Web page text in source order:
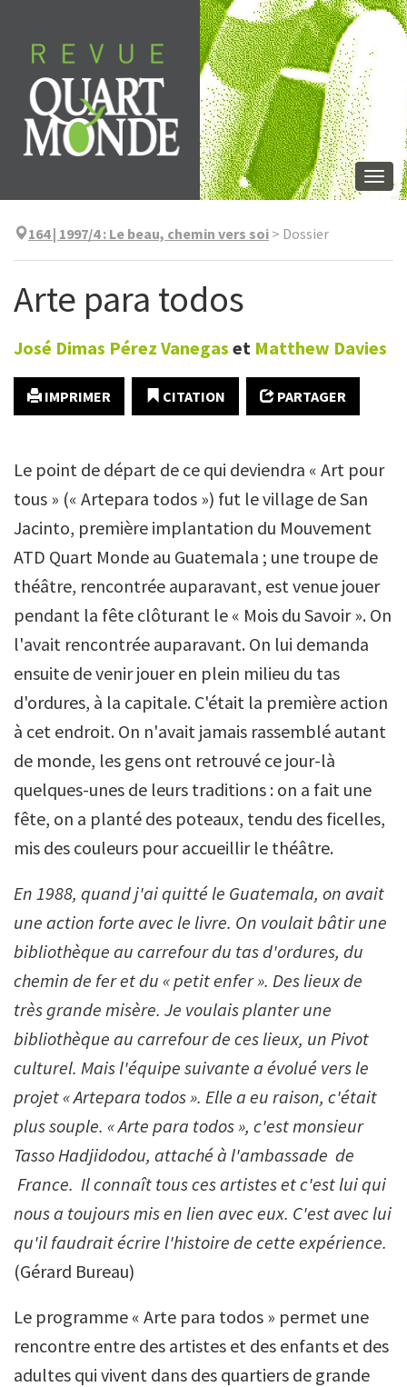
contenu
164 | 1997/4: Le beau, chemin vers soi > Dossier
Arte para todos
José Dimas Pérez Vanegas et Matthew Davies
IMPRIMER CITATION PARTAGER
Le point de départ de ce qui deviendra « Art pour
tous » (« Artepara todos ») fut le village de San
Jacinto, première implantation du Mouvement
ATD Quart Monde au Guatemala ; une troupe de
théâtre, rencontrée auparavant, est venue jouer
pendant la fête clôturant le « Mois du Savoir ». On
l'avait rencontrée auparavant. On lui demanda
ensuite de venir jouer en plein milieu du tas
d'ordures, à la capitale. C'était la première action
à cet endroit. On n'avait jamais rassemblé autant
de monde, les gens ont retrouvé ce jour-là
quelques-unes de leurs traditions : on a fait une
fête, on a planté des poteaux, tendu des ficelles,
mis des couleurs pour accueillir le théâtre.
En 1988, quand j'ai quitté le Guatemala, on avait
une action forte avec le livre. On voulait bâtir une
bibliothèque au carrefour du tas d'ordures, du
chemin de fer et du « petit enfer ». Des lieux de
très grande misère. Je voulais planter une
bibliothèque au carrefour de ces lieux, un Pivot
culturel. Mais l'équipe suivante a évolué vers le
projet « Artepara todos ». Elle a eu raison, c'était
plus souple. « Arte para todos », c'est monsieur
Tasso Hadjidodou, attaché à l'ambassade de
France. Il connaît tous ces artistes et c'est lui qui
nous a toujours mis en lien avec eux. C'est avec lui
qu'il faudrait écrire l'histoire de cette expérience.
(Gérard Bureau)
Le programme « Arte para todos » permet une
rencontre entre des artistes et des enfants et des
adultes qui vivent dans des quartiers de grande